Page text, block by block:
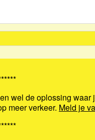
wel de oplossing waar
meer verkeer. Meld je